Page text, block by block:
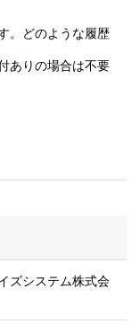
。どのような履歴
ありの場合は不要
ズシステム株式会